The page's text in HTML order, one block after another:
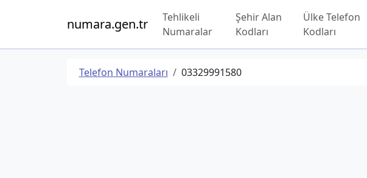
numara.gen.tr
Tehlikeli
Numaralar
Şehir Alan
Kodları
Ülke Telefon
Kodları
Telefon Numaraları 03329991580